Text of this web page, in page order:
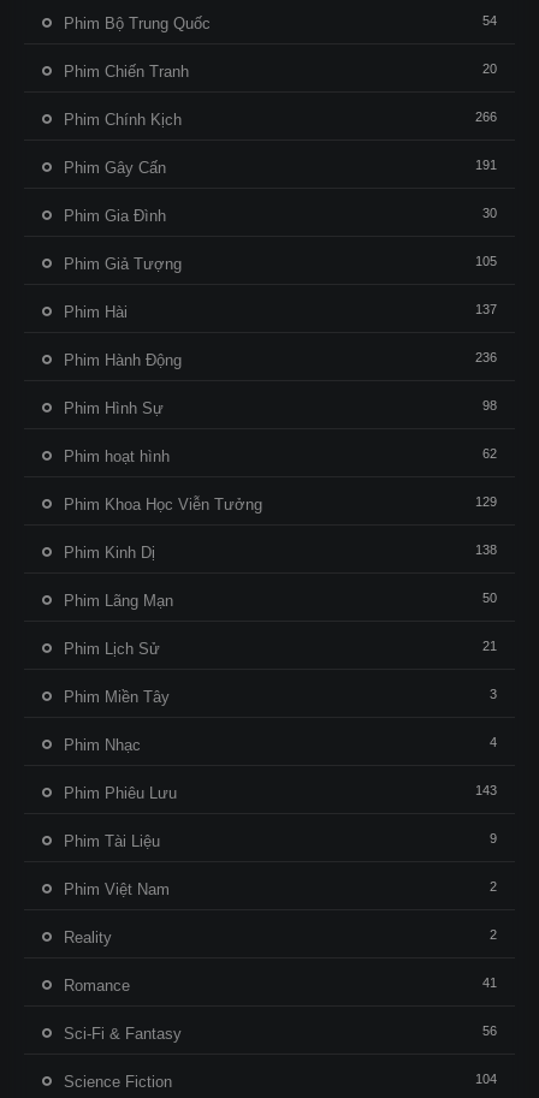
Phim Bộ Trung Quốc 54
Phim Chiến Tranh 20
Phim Chính Kịch 266
Phim Gây Cấn 191
Phim Gia Đình 30
Phim Giả Tượng 105
Phim Hài 137
Phim Hành Động 236
Phim Hình Sự 98
Phim hoạt hình 62
Phim Khoa Học Viễn Tưởng 129
Phim Kinh Dị 138
Phim Lãng Mạn 50
Phim Lịch Sử 21
Phim Miền Tây 3
Phim Nhạc 4
Phim Phiêu Lưu 143
Phim Tài Liệu 9
Phim Việt Nam 2
Reality 2
Romance 41
Sci-Fi & Fantasy 56
Science Fiction 104